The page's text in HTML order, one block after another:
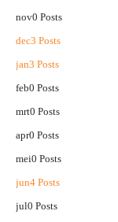
nov0 Posts
dec3 Posts
jan3 Posts
feb0 Posts
mrt0 Posts
apr0 Posts
mei0 Posts
jun4 Posts
jul0 Posts